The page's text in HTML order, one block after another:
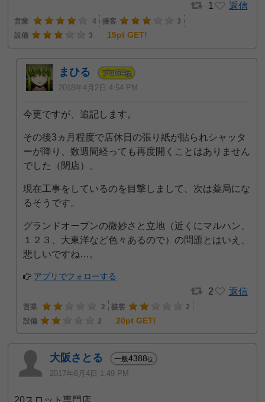
1 返信
営業 4 接客
3
設備
3 15pt GET!
まひる プロ64位
2018年4月2日 4:54 PM
今更ですが、追記します。
その後3ヵ月程度で店休日の張り紙が貼られシャッタ
ーが降り、数週間経っても再度開くことはありません
でした（閉店）。
現在工事をしているのを目撃しまして、次は薬局にな
るそうです。
グランドオープンの微妙さと立地（近くにマルハン、
１２３、大東洋など色々あるので）の問題とはいえ、
悲しいですね…。
アプリでフォローする
2 返信
営業 2 接客
2
設備
2 20pt GET!
大阪さとる 一般4388位
2017年6月4日 1:49 PM
20スロット専門店